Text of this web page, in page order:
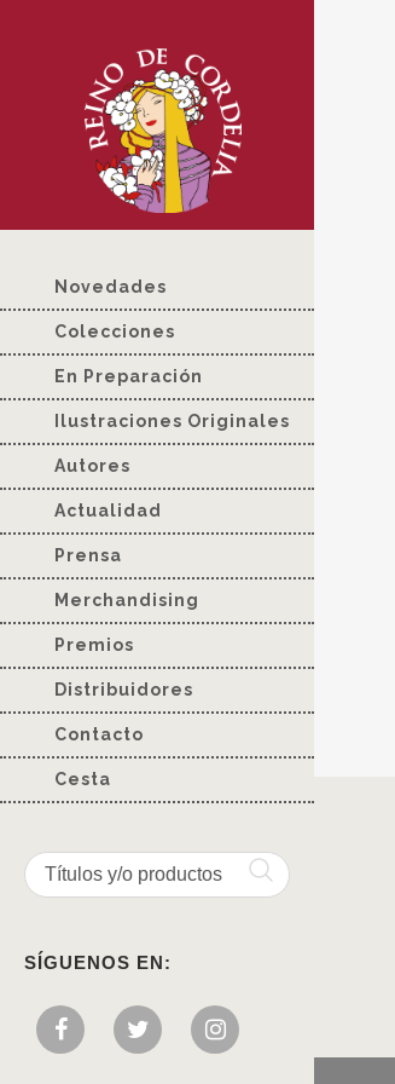
Novedades
Colecciones
En Preparación
Ilustraciones Originales
Autores
Actualidad
Prensa
Merchandising
Premios
Distribuidores
Contacto
Cesta
SÍGUENOS EN: